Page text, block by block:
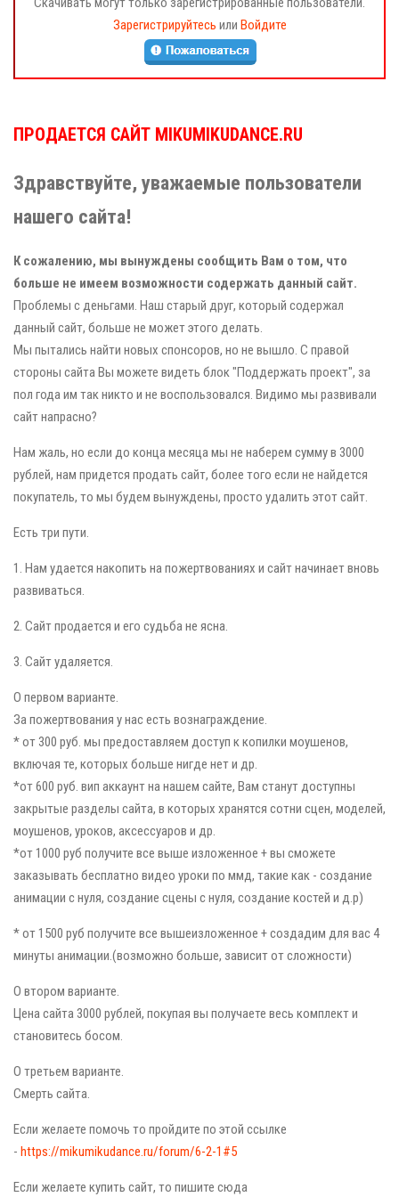
Зарегистрируйтесь или Войдите
ПРОДАЕТСЯ САЙТ MIKUMIKUDANCE.RU
Здравствуйте, уважаемые пользователи
нашего сайта!
К сожалению, мы вынуждены сообщить Вам о том, что
больше не имеем возможности содержать данный сайт.
Проблемы с деньгами. Наш старый друг, который содержал
данный сайт, больше не может этого делать.
Мы пытались найти новых спонсоров, но не вышло. С правой
стороны сайта Вы можете видеть блок "Поддержать проект", за
пол года им так никто и не воспользовался. Видимо мы развивали
сайт напрасно?
Нам жаль, но если до конца месяца мы не наберем сумму в 3000
рублей, нам придется продать сайт, более того если не найдется
покупатель, то мы будем вынуждены, просто удалить этот сайт.
Есть три пути.
1. Нам удается накопить на пожертвованиях и сайт начинает вновь
развиваться.
2. Сайт продается и его судьба не ясна.
3. Сайт удаляется.
О первом варианте.
За пожертвования у нас есть вознаграждение.
* от 300 руб. мы предоставляем доступ к копилки моушенов,
включая те, которых больше нигде нет и др.
*от 600 руб. вип аккаунт на нашем сайте, Вам станут доступны
закрытые разделы сайта, в которых хранятся сотни сцен, моделей,
моушенов, уроков, аксессуаров и др.
*от 1000 руб получите все выше изложенное + вы сможете
заказывать бесплатно видео уроки по ммд, такие как - создание
анимации с нуля, создание сцены с нуля, создание костей и д.р)
* от 1500 руб получите все вышеизложенное + создадим для вас 4
минуты анимации.(возможно больше, зависит от сложности)
О втором варианте.
Цена сайта 3000 рублей, покупая вы получаете весь комплект и
становитесь босом.
О третьем варианте.
Смерть сайта.
Если желаете помочь то пройдите по этой ссылке
- https://mikumikudance.ru/forum/6-2-1#5
Если желаете купить сайт, то пишите сюда